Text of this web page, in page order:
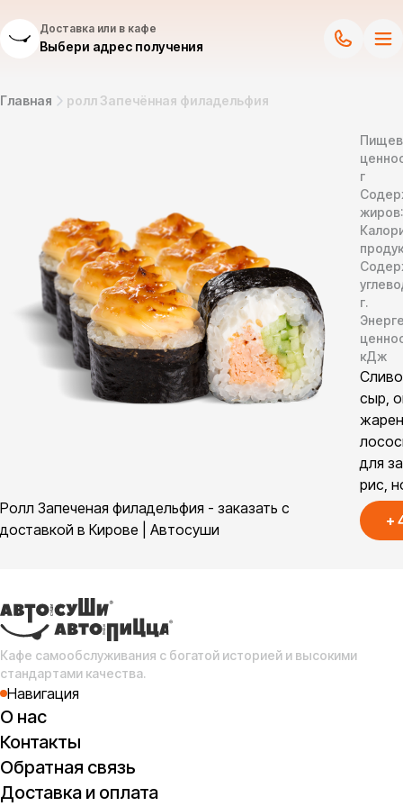
Доставка или в кафе
Выбери адрес получения
Главная ролл Запечённая филадельфия
Ролл Запеченая филадельфия - заказать с
доставкой в Кирове | Автосуши
г
г.
кДж
сыр,
для
рис,
+
Кафе самообслуживания с богатой историей и высокими
стандартами качества.
Навигация
О нас
Контакты
Обратная связь
Доставка и оплата